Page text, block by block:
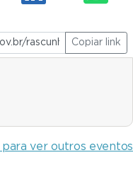
Copiar link
ver outros eventos